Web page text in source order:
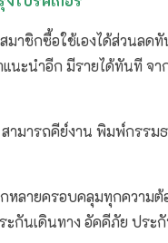
มาชิกซื้อใช้เองได้ส่วนลด
นะนำอีก มีรายได้ทันที จ
ามารถคีย์งาน พิมพ์กรรมธ
หลายครอบคลุมทุกความต้อ
กันเดินทาง อัคคีภัย ประ